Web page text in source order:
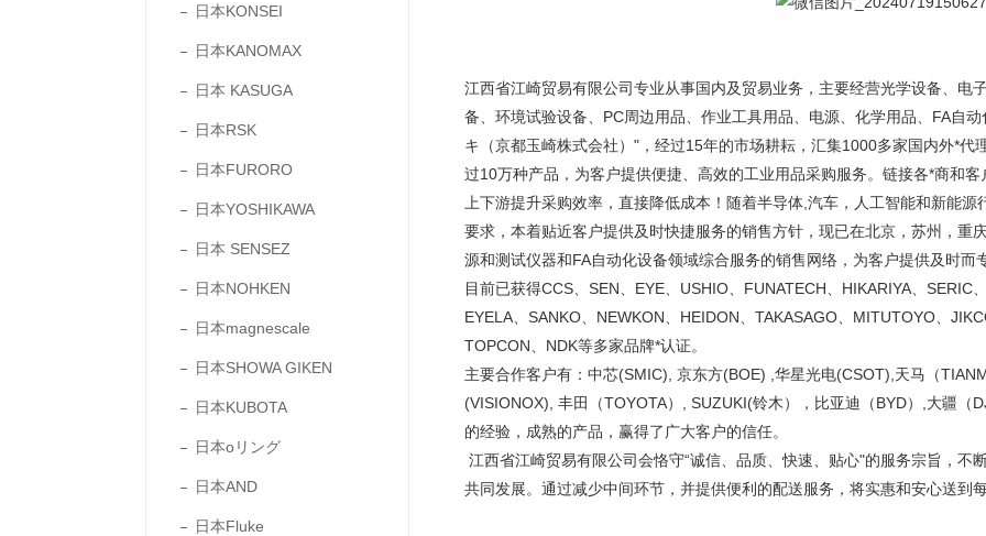
日本KONSEI
日本KANOMAX
日本 KASUGA
日本RSK
日本FURORO
日本YOSHIKAWA
日本 SENSEZ
日本NOHKEN
日本magnescale
日本SHOWA GIKEN
日本KUBOTA
日本oリング
日本AND
日本Fluke
江西省江崎贸易有限公司专业从事国内及贸易业务，主要经营光学设备、电
备、环境试验设备、PC周边用品、作业工具用品、电源、化学用品、FA自
キ（京都玉崎株式会社）"，经过15年的市场耕耘，汇集1000多家国内外*代
过10万种产品，为客户提供便捷、高效的工业用品采购服务。链接各*商和
上下游提升采购效率，直接降低成本！随着半导体,汽车，人工智能和新能
要求，本着贴近客户提供及时快捷服务的销售方针，现已在北京，苏州，重
源和测试仪器和FA自动化设备领域综合服务的销售网络，为客户提供及时而
目前已获得CCS、SEN、EYE、USHIO、FUNATECH、HIKARIYA、SERIC
EYELA、SANKO、NEWKON、HEIDON、TAKASAGO、MITUTOYO、
TOPCON、NDK等多家品牌*认证。
主要合作客户有：中芯(SMIC), 京东方(BOE) ,华星光电(CSOT),天马（
(VISIONOX), 丰田（TOYOTA）, SUZUKI(铃木），比亚迪（BYD）,大疆（
的经验，成熟的产品，赢得了广大客户的信任。
江西省江崎贸易有限公司会恪守“诚信、品质、快速、贴心"的服务宗旨，不
共同发展。通过减少中间环节，并提供便利的配送服务，将实惠和安心送到